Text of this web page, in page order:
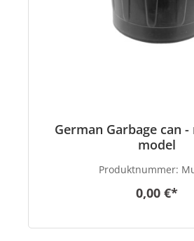
German Garbage can
model
Produktnummer:
0,00 €*